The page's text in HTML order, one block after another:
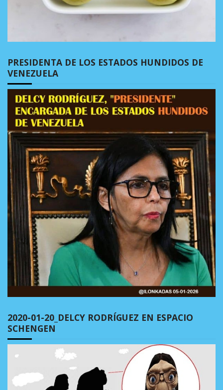
PRESIDENTA DE LOS ESTADOS HUNDIDOS DE
VENEZUELA
2020-01-20_DELCY RODRÍGUEZ EN ESPACIO
SCHENGEN